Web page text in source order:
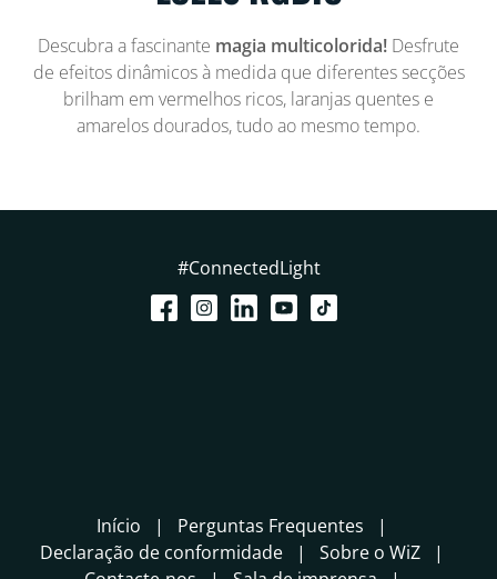
Descubra a fascinante magia multicolorida! Desfrute
de efeitos dinâmicos à medida que diferentes secções
brilham em vermelhos ricos, laranjas quentes e
amarelos dourados, tudo ao mesmo tempo.
#ConnectedLight
Início
Perguntas Frequentes
Declaração de conformidade
Sobre o WiZ